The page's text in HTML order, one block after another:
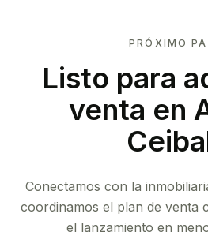
PRÓXIMO
Listo para
venta en
Conectamos con la
coordinamos el plan de venta
el lanzamiento en